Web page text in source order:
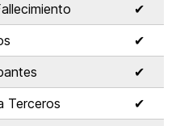
✔
✔
✔
Terceros
✔